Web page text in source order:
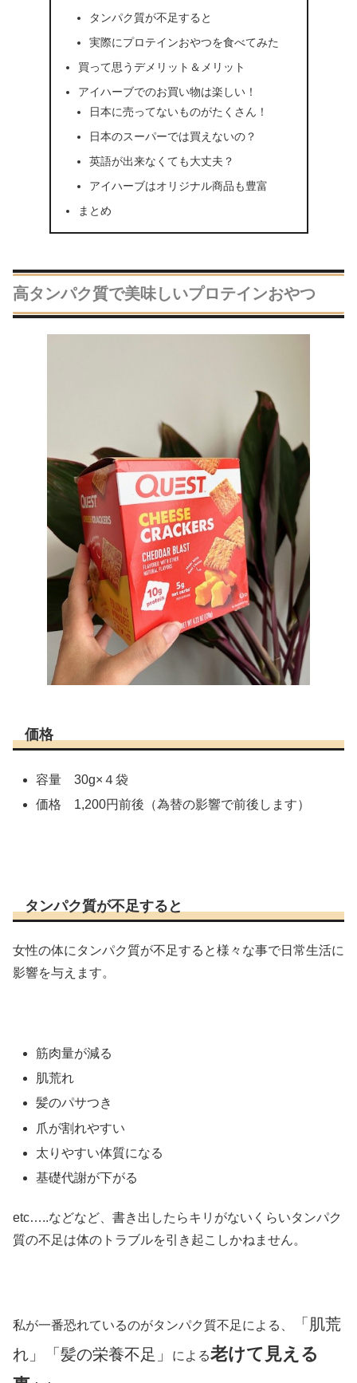
タンパク質が不足すると
実際にプロテインおやつを食べてみた
買って思うデメリット＆メリット
アイハーブでのお買い物は楽しい！
日本に売ってないものがたくさん！
日本のスーパーでは買えないの？
英語が出来なくても大丈夫？
アイハーブはオリジナル商品も豊富
まとめ
高タンパク質で美味しいプロテインおやつ
価格
容量 30g×４袋
価格 1,200円前後（為替の影響で前後します）
タンパク質が不足すると
女性の体にタンパク質が不足すると様々な事で日常生活に
影響を与えます。
筋肉量が減る
肌荒れ
髪のパサつき
爪が割れやすい
太りやすい体質になる
基礎代謝が下がる
etc…..などなど、書き出したらキリがないくらいタンパク
質の不足は体のトラブルを引き起こしかねません。
私が一番恐れているのがタンパク質不足による、
「肌荒
れ」「髪の栄養不足」
による老けて見える